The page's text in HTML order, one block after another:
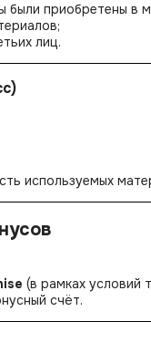
были приобретены в
лиц.
используемых
(в рамках условий
счёт.